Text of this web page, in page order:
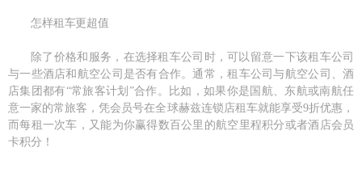
怎样租车更超值
除了价格和服务，在选择租车公司时，可以留意一下该租车公司
与一些酒店和航空公司是否有合作。通常，租车公司与航空公司、酒
店集团都有“常旅客计划”合作。比如，如果你是国航、东航或南航任
意一家的常旅客，凭会员号在全球赫兹连锁店租车就能享受9折优惠，
而每租一次车，又能为你赢得数百公里的航空里程积分或者酒店会员
卡积分！